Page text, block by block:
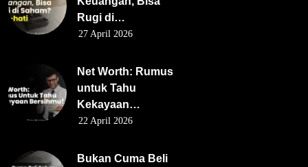
Rugi di…
27 April 2026
Net Worth: Rumus
untuk Tahu
Kekayaan…
22 April 2026
Bukan Cuma Beli